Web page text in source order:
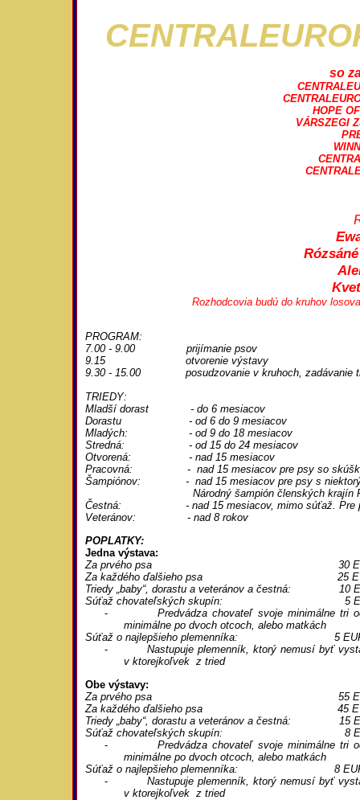
so
HOPE
VÁRSZEGI
Rozhodcovia budú do kruhov
PROGRAM:
7.00 - 9.00 prijímanie psov
9.15 otvorenie výstavy
9.30 - 15.00 posudzovanie v kruhoch, zadávanie
TRIEDY:
Mladší dorast - do 6 mesiacov
Dorastu - od 6 do 9 mesiacov
Mladých: - od 9 do 18 mesiacov
Stredná: - od 15 do 24 mesiacov
Otvorená: - nad 15 mesiacov
Pracovná: - nad 15 mesiacov pre psy so
Šampiónov: - nad 15 mesiacov pre psy s niektorým
Národný šampión členských krajín
Čestná: - nad 15 mesiacov, mimo súťaž. Pre psy,
Veteránov: - nad 8 rokov
POPLATKY:
Jedna výstava:
Za prvého psa 30
Za každého ďalšieho psa 25
Triedy „baby“, dorastu a veteránov a čestná: 10
Súťaž chovateľských skupín: 5
-
Predvádza chovateľ svoje minimálne tri
minimálne po dvoch otcoch, alebo matkách
Súťaž o najlepšieho plemenníka: 5
-
Nastupuje plemenník, ktorý nemusí byť
v ktorejkoľvek z tried
Obe výstavy:
Za prvého psa 55
Za každého ďalšieho psa 45
Triedy „baby“, dorastu a veteránov a čestná: 15
Súťaž chovateľských skupín: 8
-
Predvádza chovateľ svoje minimálne tri
minimálne po dvoch otcoch, alebo matkách
Súťaž o najlepšieho plemenníka: 8
-
Nastupuje plemenník, ktorý nemusí byť
v ktorejkoľvek z tried